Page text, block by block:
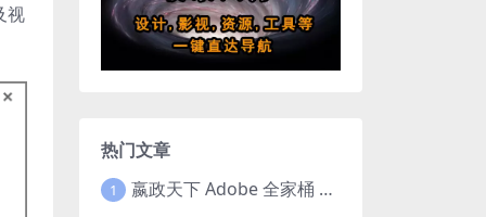
视
热门文章
1 嬴政天下 Adobe 全家桶 2020.2021.2022.2023.2024.2025大师版（2025年08月版 ）